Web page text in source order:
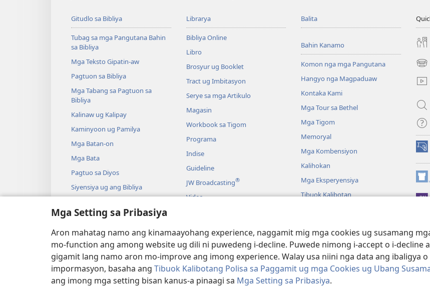
Mga Setting sa Pribasiya
Aron mahatag namo ang kinamaayohang experience, naggamit mig mga cookies ug susamang
mo-function ang among website ug dili ni puwedeng i-decline. Puwede nimong i-accept o i-decline
gigamit lang namo aron mo-improve ang imong experience. Walay usa niini nga data ang ibaligya
impormasyon, basaha ang Tibuok Kalibotang Polisa sa Paggamit ug mga Cookies ug Ubang
ang imong mga setting bisan kanus-a pinaagi sa Mga Setting sa Pribasiya.
Gitudlo sa Bibliya
Tubag sa mga Pangutana Bahin
sa Bibliya
Mga Teksto Gipatin-aw
Pagtuon sa Bibliya
Mga Tabang sa Pagtuon sa
Bibliya
Kalinaw ug Kalipay
Kaminyoon ug Pamilya
Mga Batan-on
Mga Bata
Pagtuo sa Diyos
Siyensiya ug ang Bibliya
Librarya
Bibliya Online
Libro
Brosyur ug Booklet
Tract ug Imbitasyon
Serye sa mga Artikulo
Magasin
Workbook sa Tigom
Programa
Indise
Guideline
JW Broadcasting®
Video
Gidrama nga Pagbasa sa Bibliya
Balita
Bahin Kanamo
Komon nga mga Pangutana
Hangyo nga Magpaduaw
Kontaka Kami
Mga Tour sa Bethel
Mga Tigom
Memoryal
Mga Kombensiyon
Kalihokan
Mga Eksperyensiya
Tibuok Kalibotan
(mo-
open
ug
ong
(mo-
ug
bag-
(mo-
open
Copyright© 2026 Watch Tower Bible and Tract Society of Pennsylvania. KONDISYONES SA PAGGAMIT